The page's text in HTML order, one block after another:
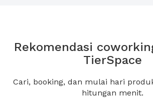
Rekomendasi
TierSpace
Cari, booking, dan mulai hari
hitungan menit.